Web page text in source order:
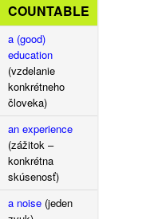
COUNTABLE
a (good)
education
(vzdelanie
konkrétneho
človeka)
an experience
(zážitok –
konkrétna
skúsenosť)
a noise (jeden